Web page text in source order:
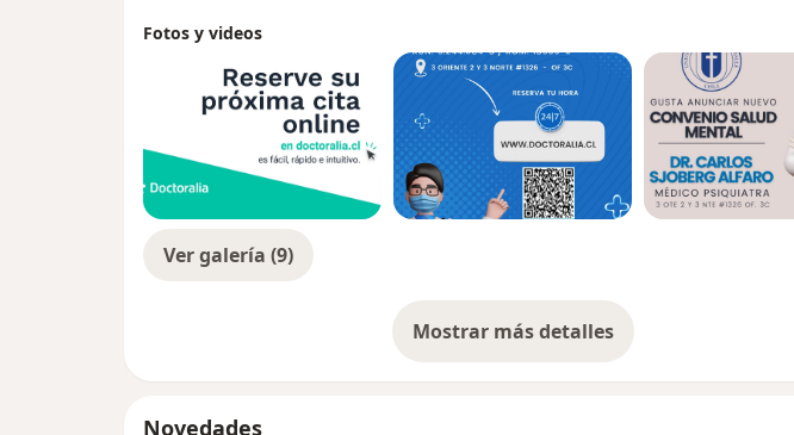
Fotos y videos
Ver galería (9)
Mostrar más detalles
sobre la experiencia
Novedades